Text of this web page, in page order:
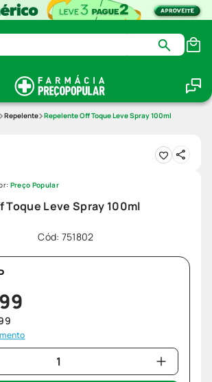
Repelente Repelente Off Toque Leve Spray 100ml
Toque Leve Spray 100ml
Cód: 751802
Preço Popular
99